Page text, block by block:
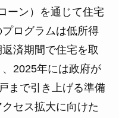
ーン）を通じて住宅
ログラムは低所得
済期間で住宅を取
2025年には政府が
まで引き上げる準備
セス拡大に向けた